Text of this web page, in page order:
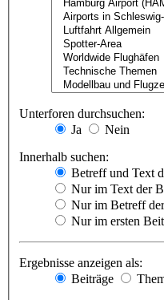
Unterforen durchsuchen:
Ja
Nein
Innerhalb suchen:
Betreff und Text
Nur im Text der
Nur im Betreff
Nur im ersten
Ergebnisse anzeigen als:
Beiträge